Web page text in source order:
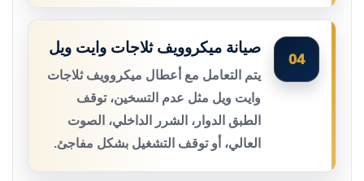
04
صيانة ميكروويف ثلاجات وايت ويل
يتم التعامل مع أعطال ميكروويف ثلاجات
وايت ويل مثل عدم التسخين، توقف
الطبق الدوار، الشرر الداخلي، الصوت
العالي، أو توقف التشغيل بشكل مفاجئ.